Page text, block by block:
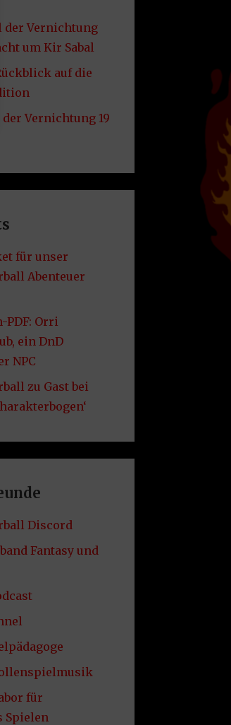
der Vernichtung
um Kir Sabal
auf die
der Vernichtung 19
für unser
Abenteuer
PDF: Orri
ein DnD
NPC
zu Gast bei
Discord
Fantasy und
für
Spielen